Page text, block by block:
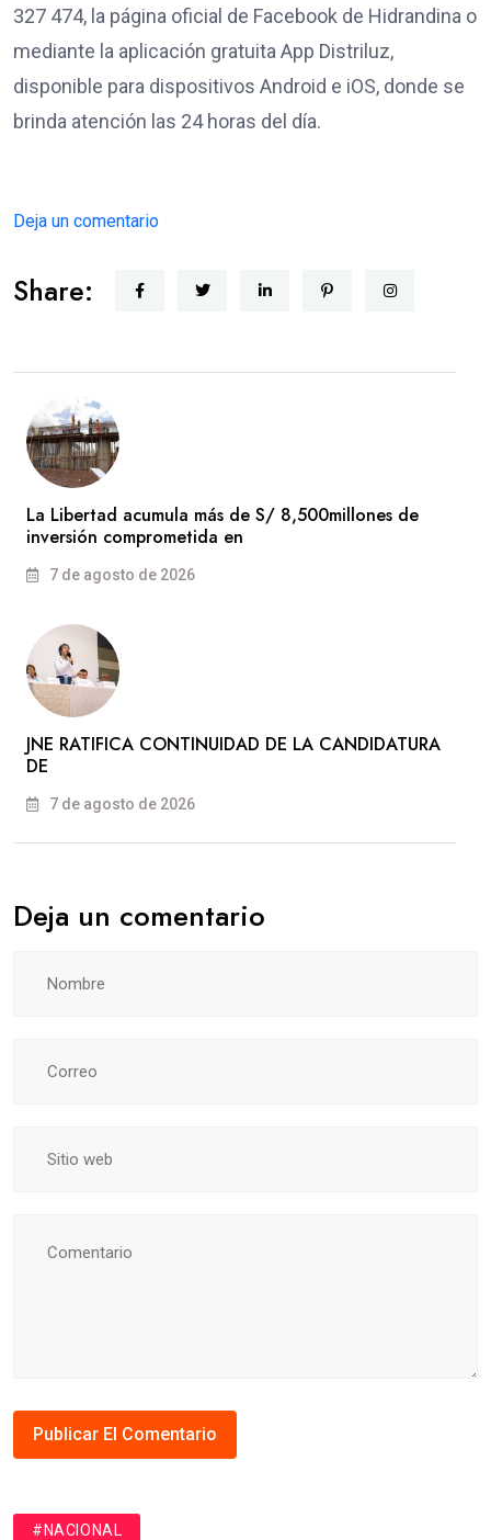
327 474, la página oficial de Facebook de Hidrandina o
mediante la aplicación gratuita App Distriluz,
disponible para dispositivos Android e iOS, donde se
brinda atención las 24 horas del día.
Deja un comentario
Share:
La Libertad acumula más de S/ 8,500millones de
inversión comprometida en
7 de agosto de 2026
JNE RATIFICA CONTINUIDAD DE LA CANDIDATURA
DE
7 de agosto de 2026
Deja un comentario
#NACIONAL